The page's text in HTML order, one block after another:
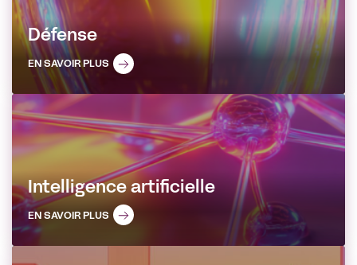
Défense
EN SAVOIR PLUS
Intelligence artificielle
EN SAVOIR PLUS